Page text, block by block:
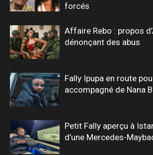
forcés
Affaire Rebo : propos
dénonçant des abus
Fally Ipupa en route
accompagné de Nana
Petit Fally aperçu à
d’une Mercedes-